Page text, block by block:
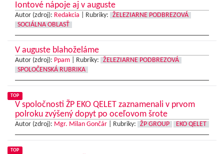
Iontové nápoje aj v auguste
Autor (zdroj): Redakcia Rubriky:
ŽELEZIARNE PODBREZOVÁ
SOCIÁLNA OBLASŤ
V auguste blahoželáme
Autor (zdroj): Ppam Rubriky:
ŽELEZIARNE PODBREZOVÁ
SPOLOČENSKÁ RUBRIKA
TOP
V spoločnosti ŽP EKO QELET zaznamenali v prvom
polroku zvýšený dopyt po oceľovom šrote
Autor (zdroj): Mgr. Milan Gončár Rubriky: ŽP GROUP EKO QELET
TOP